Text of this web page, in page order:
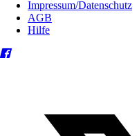
Impressum/Datenschutz
AGB
Hilfe